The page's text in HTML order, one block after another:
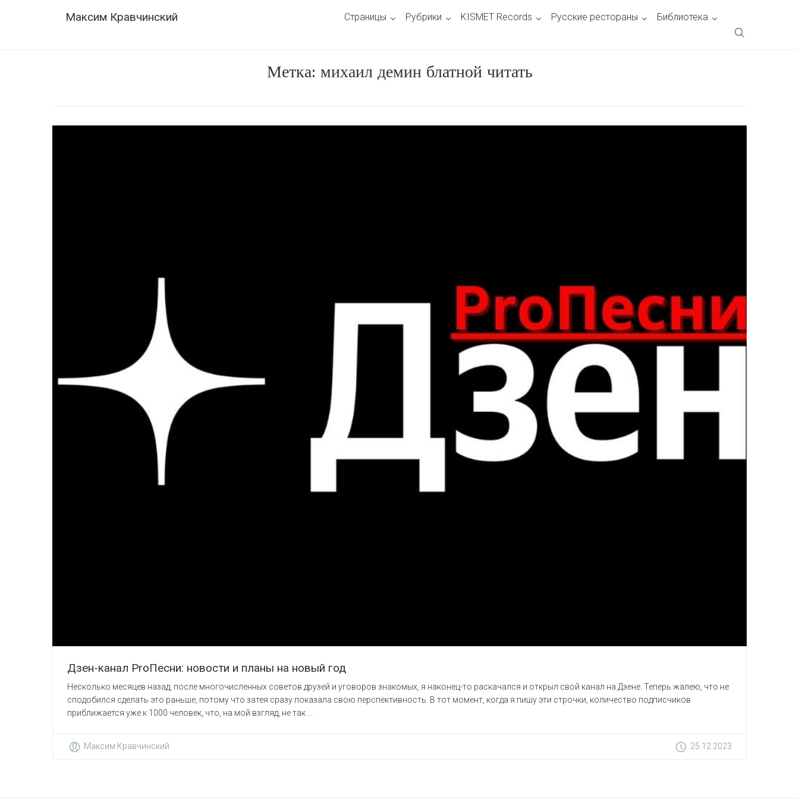
Максим Кравчинский
Navigation
Страницы Рубрики KISMET Records Русские рестораны Библиотека
Метка: михаил демин блатной читать
Дзен-канал ProПесни: новости и планы на новый год
Несколько месяцев назад, после многочисленных советов друзей и уговоров знакомых, я наконец-то раскачался и открыл свой канал на Дзене. Теперь жалею, что не
сподобился сделать это раньше, потому что затея сразу показала свою перспективность. В тот момент, когда я пишу эти строчки, количество подписчиков
приближается уже к 1000 человек, что, на мой взгляд, не так ...
Максим Кравчинский 25.12.2023